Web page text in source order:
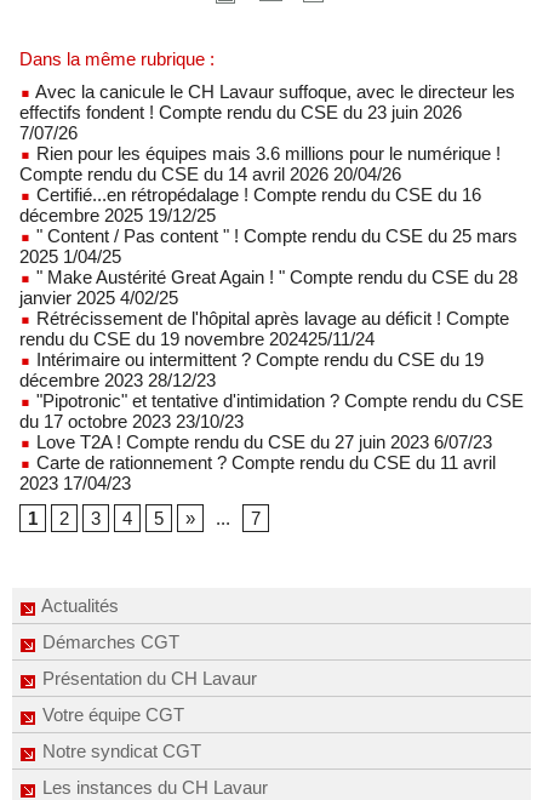
Actualités
Démarches CGT
Présentation du CH Lavaur
Votre équipe CGT
Notre syndicat CGT
Les instances du CH Lavaur
Dans la même rubrique :
Avec la canicule le CH Lavaur suffoque, avec le directeur les
effectifs fondent ! Compte rendu du CSE du 23 juin 2026
7/07/26
Rien pour les équipes mais 3.6 millions pour le numérique !
Compte rendu du CSE du 14 avril 2026 20/04/26
Certifié...en rétropédalage ! Compte rendu du CSE du 16
décembre 2025 19/12/25
" Content / Pas content " ! Compte rendu du CSE du 25 mars
2025 1/04/25
" Make Austérité Great Again ! " Compte rendu du CSE du 28
janvier 2025 4/02/25
Rétrécissement de l'hôpital après lavage au déficit ! Compte
rendu du CSE du 19 novembre 202425/11/24
Intérimaire ou intermittent ? Compte rendu du CSE du 19
décembre 2023 28/12/23
"Pipotronic" et tentative d'intimidation ? Compte rendu du CSE
du 17 octobre 2023 23/10/23
Love T2A ! Compte rendu du CSE du 27 juin 2023 6/07/23
Carte de rationnement ? Compte rendu du CSE du 11 avril
2023 17/04/23
1
2 3 4 5 » ... 7